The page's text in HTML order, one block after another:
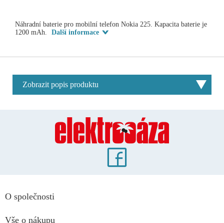
Náhradní baterie pro mobilní telefon Nokia 225. Kapacita baterie je
1200 mAh.
Další informace
Zobrazit popis produktu
O společnosti
Vše o nákupu